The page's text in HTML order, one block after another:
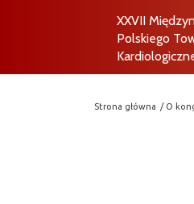
XXVII
Polskiego
Strona główna O